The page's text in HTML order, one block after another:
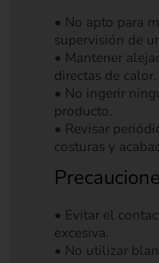
• No apto para
supervisión de
• Mantener
directas de calor.
• No ingerir
producto.
• Revisar
costuras y
• Evitar el
excesiva.
• No utilizar